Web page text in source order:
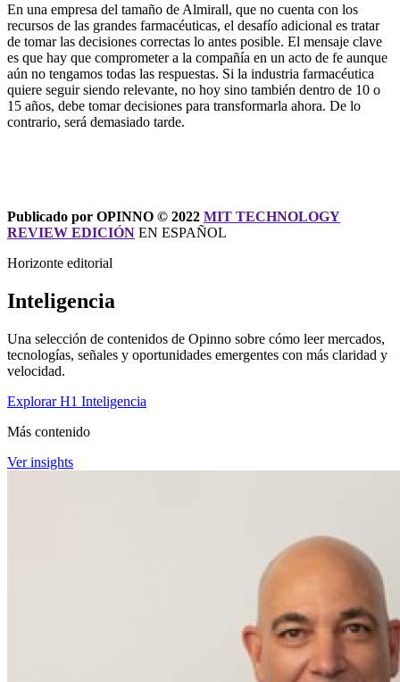
En una empresa del tamaño de Almirall, que no cuenta con los
recursos de las grandes farmacéuticas, el desafío adicional es tratar
de tomar las decisiones correctas lo antes posible. El mensaje clave
es que hay que comprometer a la compañía en un acto de fe aunque
aún no tengamos todas las respuestas. Si la industria farmacéutica
quiere seguir siendo relevante, no hoy sino también dentro de 10 o
15 años, debe tomar decisiones para transformarla ahora. De lo
contrario, será demasiado tarde.
Publicado por OPINNO © 2022 MIT TECHNOLOGY
REVIEW EDICIÓN EN ESPAÑOL
Horizonte editorial
Inteligencia
Una selección de contenidos de Opinno sobre cómo leer mercados,
tecnologías, señales y oportunidades emergentes con más claridad y
velocidad.
Explorar H1 Inteligencia
Más contenido
Ver insights